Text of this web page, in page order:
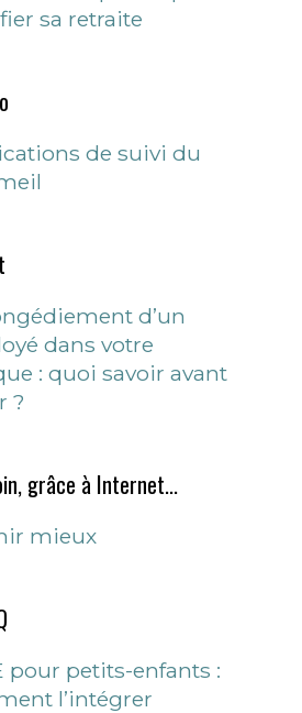
sa retraite
de suivi du
d’un
dans votre
: quoi savoir avant
?
grâce à Internet...
mieux
pour petits-enfants :
l’intégrer